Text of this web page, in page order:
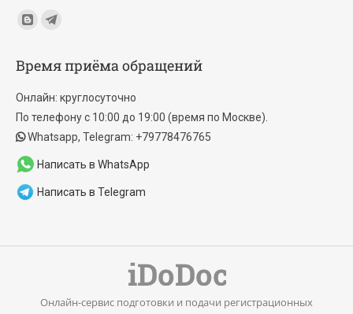
Find us on:
Blogger
opens
window
Telegram
opens
new
window
Время приёма обращений
Онлайн: круглосуточно
По телефону с 10:00 до 19:00 (время по Москве).
Whatsapp, Telegram: +79778476765
Написать в WhatsApp
Написать в Telegram
Онлайн-сервис подготовки и подачи регистрационных